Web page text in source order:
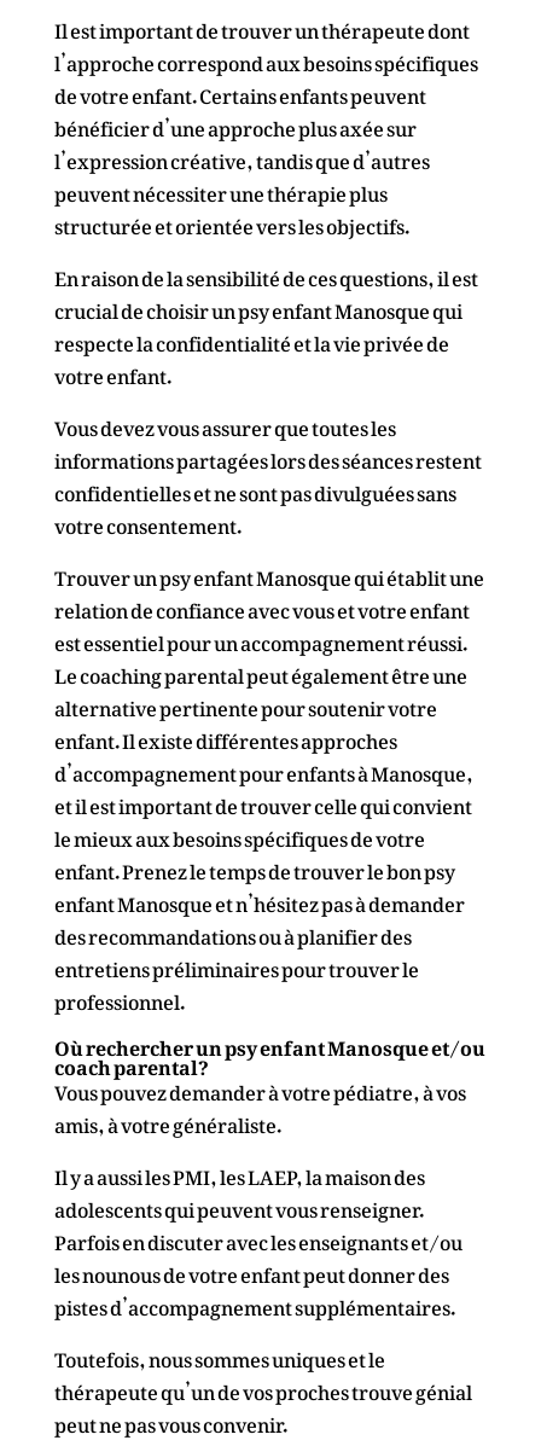
Il est important de trouver un thérapeute dont
l’approche correspond aux besoins spécifiques
de votre enfant. Certains enfants peuvent
bénéficier d’une approche plus axée sur
l’expression créative, tandis que d’autres
peuvent nécessiter une thérapie plus
structurée et orientée vers les objectifs.
En raison de la sensibilité de ces questions, il est
crucial de choisir un psy enfant Manosque qui
respecte la confidentialité et la vie privée de
votre enfant.
Vous devez vous assurer que toutes les
informations partagées lors des séances restent
confidentielles et ne sont pas divulguées sans
votre consentement.
Trouver un psy enfant Manosque qui établit une
relation de confiance avec vous et votre enfant
est essentiel pour un accompagnement réussi.
Le coaching parental peut également être une
alternative pertinente pour soutenir votre
enfant. Il existe différentes approches
d’accompagnement pour enfants à Manosque,
et il est important de trouver celle qui convient
le mieux aux besoins spécifiques de votre
enfant. Prenez le temps de trouver le bon psy
enfant Manosque et n’hésitez pas à demander
des recommandations ou à planifier des
entretiens préliminaires pour trouver le
professionnel.
Où rechercher un psy enfant Manosque et/ou
coach parental?
Vous pouvez demander à votre pédiatre, à vos
amis, à votre généraliste.
Il y a aussi lesPMI, lesLAEP, lamaison des
adolescentsqui peuvent vous renseigner.
Parfois en discuter avec les enseignants et/ou
les nounous de votre enfant peut donner des
pistes d’accompagnement supplémentaires.
Toutefois, nous sommes uniques et le
thérapeute qu’un de vos proches trouve génial
peut ne pas vous convenir.